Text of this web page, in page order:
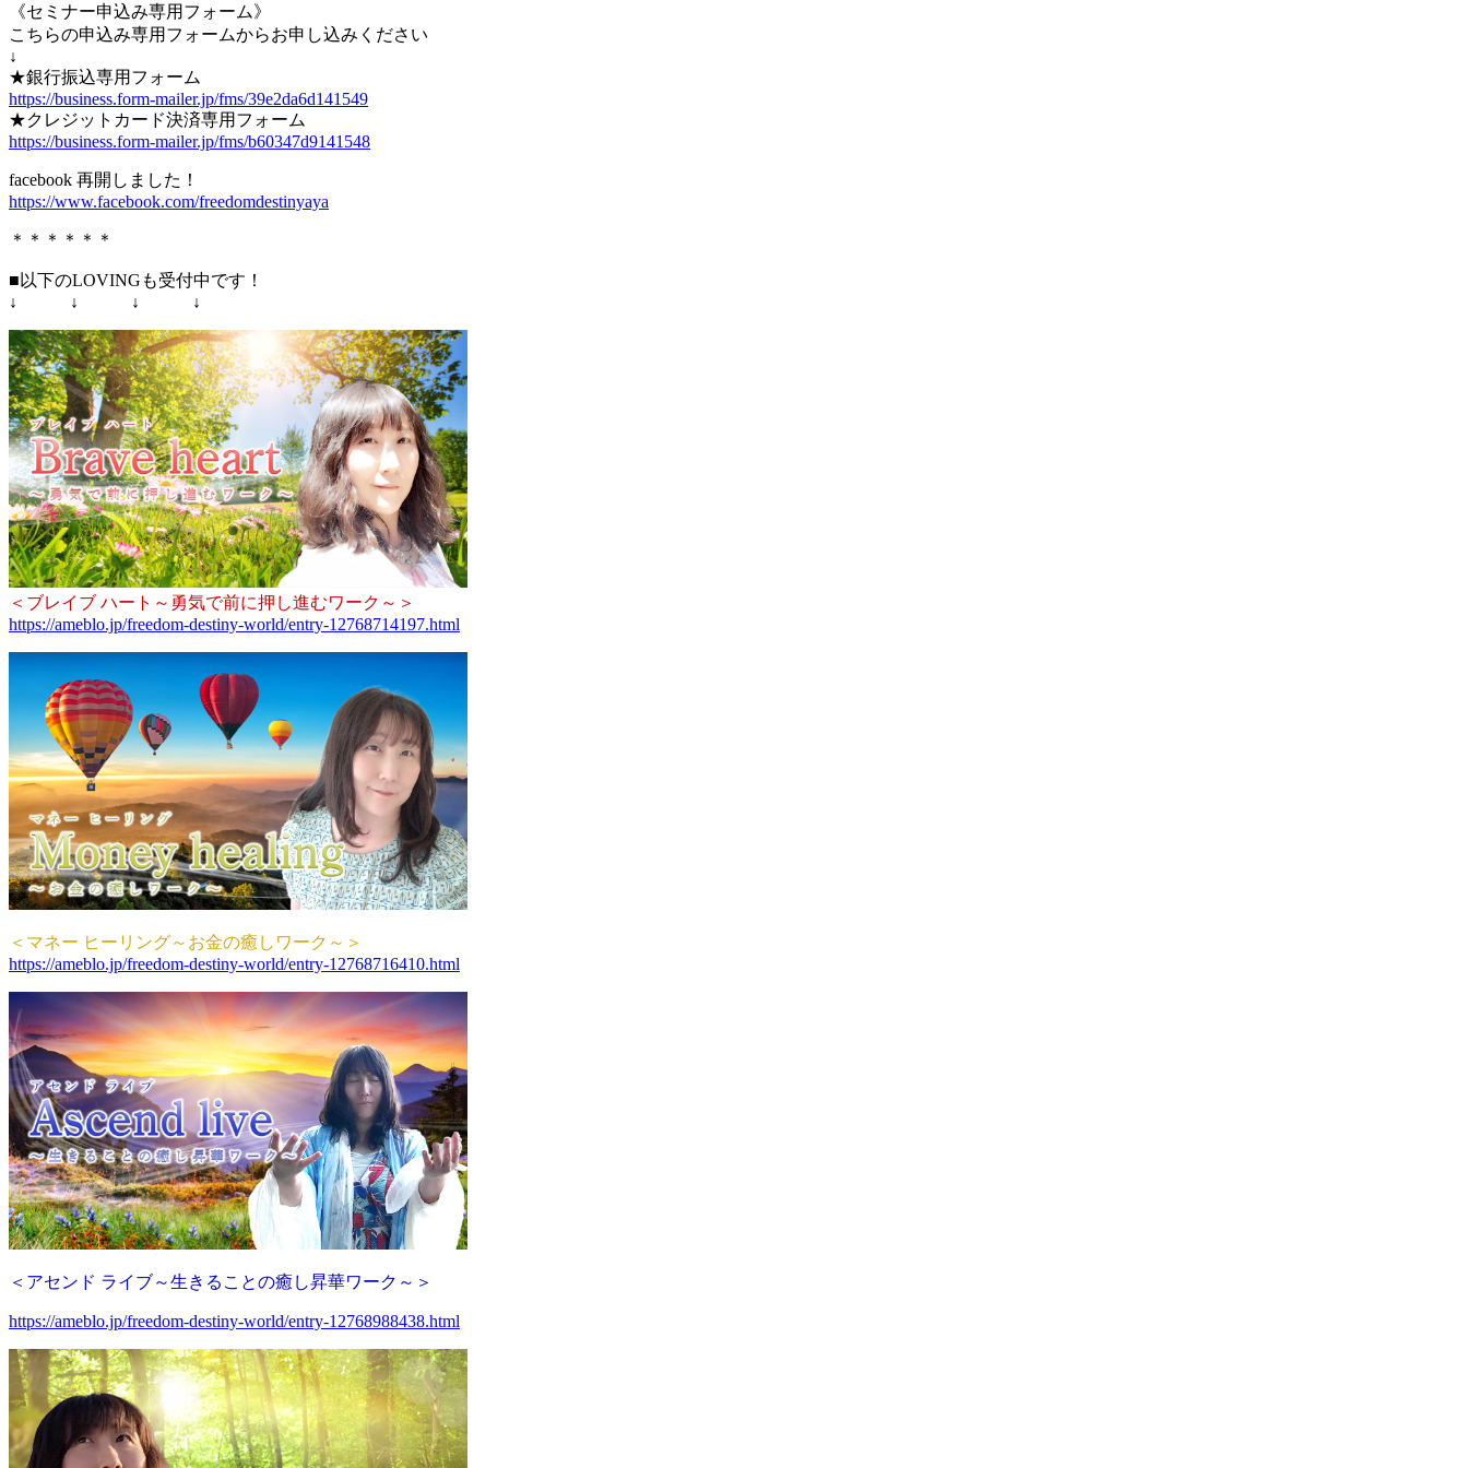
《セミナー申込み専用フォーム》
こちらの申込み専用フォームからお申し込みください
↓
★銀行振込専用フォーム
https://business.form-mailer.jp/fms/39e2da6d141549
★クレジットカード決済専用フォーム
https://business.form-mailer.jp/fms/b60347d9141548
facebook 再開しました！
https://www.facebook.com/freedomdestinyaya
＊＊＊＊＊＊
■以下のLOVINGも受付中です！
↓ ↓ ↓ ↓
＜ブレイブ ハート～勇気で前に押し進むワーク～＞
https://ameblo.jp/freedom-destiny-world/entry-12768714197.html
＜マネー ヒーリング～お金の癒しワーク～＞
https://ameblo.jp/freedom-destiny-world/entry-12768716410.html
＜アセンド ライブ～生きることの癒し昇華ワーク～＞
https://ameblo.jp/freedom-destiny-world/entry-12768988438.html